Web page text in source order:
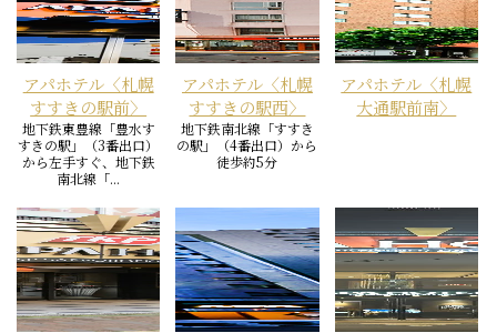
アパホテル〈札幌
すすきの駅前〉
地下鉄東豊線「豊水す
すきの駅」（3番出口）
から左手すぐ、地下鉄
南北線「...
アパホテル〈札幌
すすきの駅西〉
地下鉄南北線「すすき
の駅」（4番出口）から
徒歩約5分
アパホテル〈札幌
大通駅前南〉